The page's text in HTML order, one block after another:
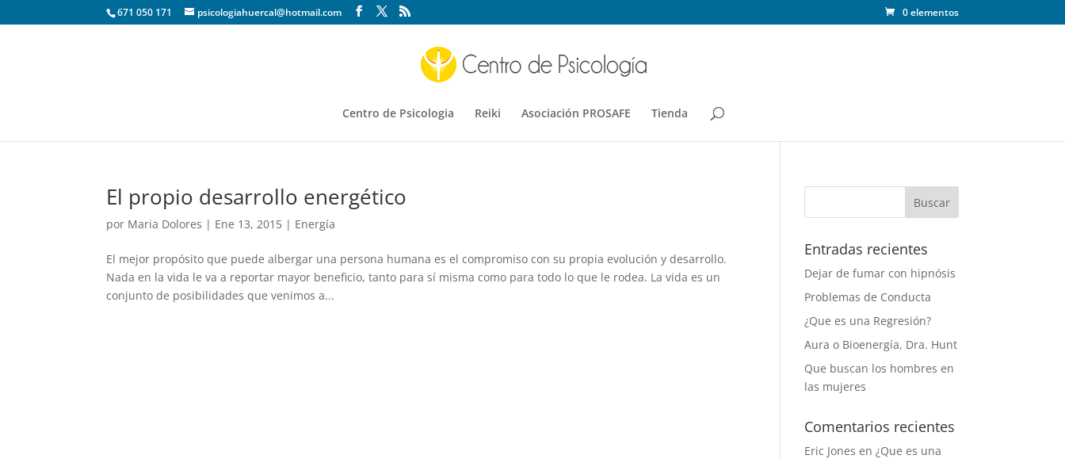
671 050 171 psicologiahuercal@hotmail.com 0 elementos
Centro de Psicologia Reiki Asociación PROSAFE Tienda
El propio desarrollo energético
por Maria Dolores | Ene 13, 2015 | Energía
El mejor propósito que puede albergar una persona humana es el compromiso con su propia evolución y desarrollo.
Nada en la vida le va a reportar mayor beneficio, tanto para sí misma como para todo lo que le rodea. La vida es un
conjunto de posibilidades que venimos a...
Entradas recientes
Dejar de fumar con hipnósis
Problemas de Conducta
¿Que es una Regresión?
Aura o Bioenergía, Dra. Hunt
Que buscan los hombres en
las mujeres
Comentarios recientes
Eric Jones en¿Que es una